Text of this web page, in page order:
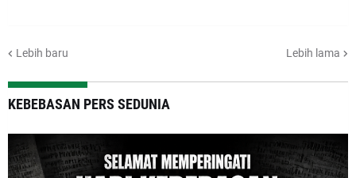
Lebih baru Lebih lama
KEBEBASAN PERS SEDUNIA